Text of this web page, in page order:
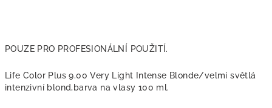
POUZE PRO PROFESIONÁLNÍ POUŽITÍ.
Life Color Plus 9.00 Very Light Intense Blonde/velmi světlá
intenzivní blond,barva na vlasy 100 ml.